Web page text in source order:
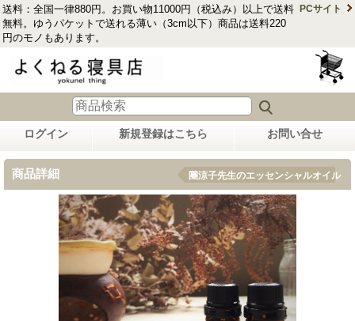
送料：全国一律880円。お買い物11000円（税込み）以上で送料
無料。ゆうパケットで送れる薄い（3cm以下）商品は送料220
円のモノもあります。
PCサイト
ログイン 新規登録はこちら お問い合せ
商品詳細 團涼子先生のエッセンシャルオイル